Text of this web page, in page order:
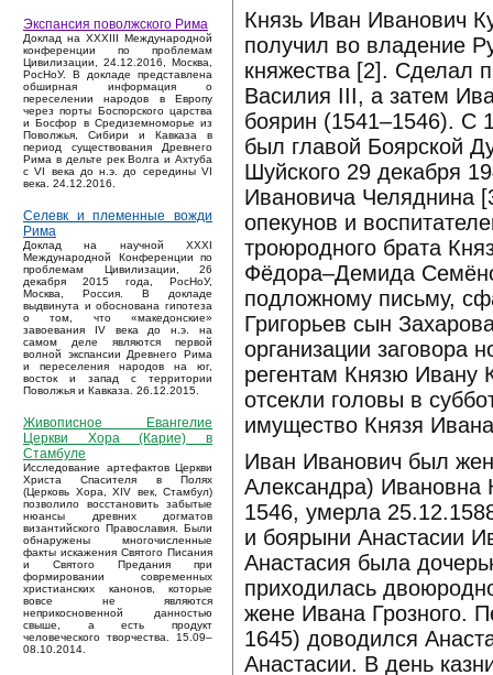
Экспансия поволжского Рима
Доклад на XXXIII Международной
конференции по проблемам
Цивилизации, 24.12.2016, Москва,
РосНоУ. В докладе представлена
обширная информация о
переселении народов в Европу
через порты Боспорского царства
и Босфор в Средиземноморье из
Поволжья, Сибири и Кавказа в
период существования Древнего
Рима в дельте рек Волга и Ахтуба
с VI века до н.э. до середины VI
века. 24.12.2016.
Селевк и племенные вожди
Рима
Доклад на научной XXXI
Международной Конференции по
проблемам Цивилизации, 26
декабря 2015 года, РосНоУ,
Москва, Россия. В докладе
выдвинута и обоснована гипотеза
о том, что «македонские»
завоевания IV века до н.э. на
самом деле являются первой
волной экспансии Древнего Рима
и переселения народов на юг,
восток и запад с территории
Поволжья и Кавказа. 26.12.2015.
Живописное Евангелие
Церкви Хора (Карие) в
Стамбуле
Исследование артефактов Церкви
Христа Спасителя в Полях
(Церковь Хора, XIV век, Стамбул)
позволило восстановить забытые
нюансы древних догматов
византийского Православия. Были
обнаружены многочисленные
факты искажения Святого Писания
и Святого Предания при
формировании современных
христианских канонов, которые
вовсе не являются
неприкосновенной данностью
свыше, а есть продукт
человеческого творчества. 15.09–
08.10.2014.
Князь Иван Иванович
получил во владение
княжества [2]. Сделал
Василия III, а затем
боярин (1541–1546). С
был главой Боярской
Шуйского 29 декабря
Ивановича Челяднина
опекунов и
троюродного брата
Фёдора–Демида
подложному письму,
Григорьев сын
организации заговора
регентам Князю Ивану
отсекли головы в
имущество Князя
Иван Иванович был
Александра) Ивановна
1546, умерла
и боярыни Анастасии
Анастасия была
приходилась
жене Ивана Грозного.
1645) доводился
Анастасии. В день